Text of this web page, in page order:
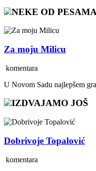
NEKE OD
Za moju Milicu
komentara
U Novom Sadu najlepšem
IZDVAJAMO JOŠ
Dobrivoje Topalović
komentara